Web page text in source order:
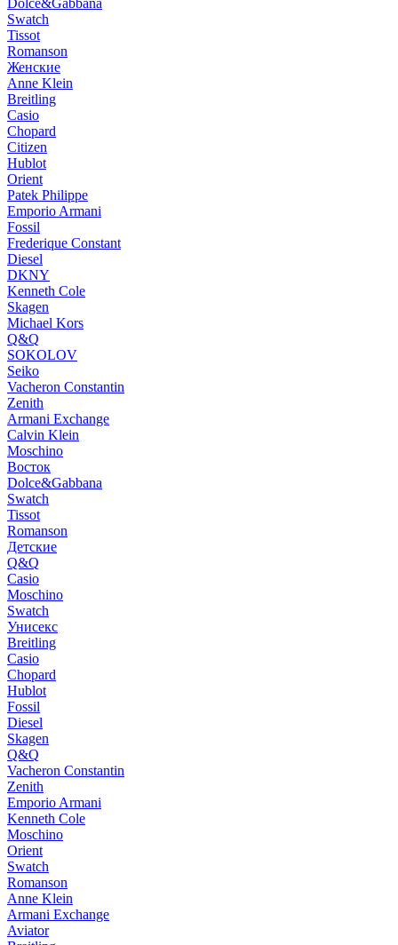
Dolce&Gabbana
Swatch
Tissot
Romanson
Женские
Anne Klein
Breitling
Casio
Chopard
Citizen
Hublot
Orient
Patek Philippe
Emporio Armani
Fossil
Frederique Constant
Diesel
DKNY
Kenneth Cole
Skagen
Michael Kors
Q&Q
SOKOLOV
Seiko
Vacheron Constantin
Zenith
Armani Exchange
Calvin Klein
Moschino
Восток
Dolce&Gabbana
Swatch
Tissot
Romanson
Детские
Q&Q
Casio
Moschino
Swatch
Унисекс
Breitling
Casio
Chopard
Hublot
Fossil
Diesel
Skagen
Q&Q
Vacheron Constantin
Zenith
Emporio Armani
Kenneth Cole
Moschino
Orient
Swatch
Romanson
Anne Klein
Armani Exchange
Aviator